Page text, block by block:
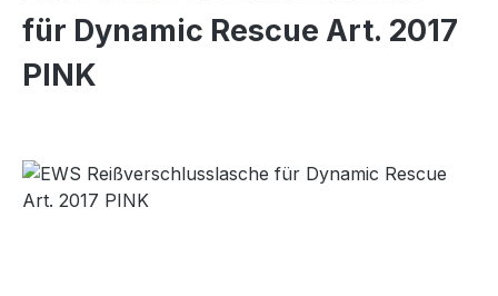
für Dynamic Rescue Art. 2017
PINK